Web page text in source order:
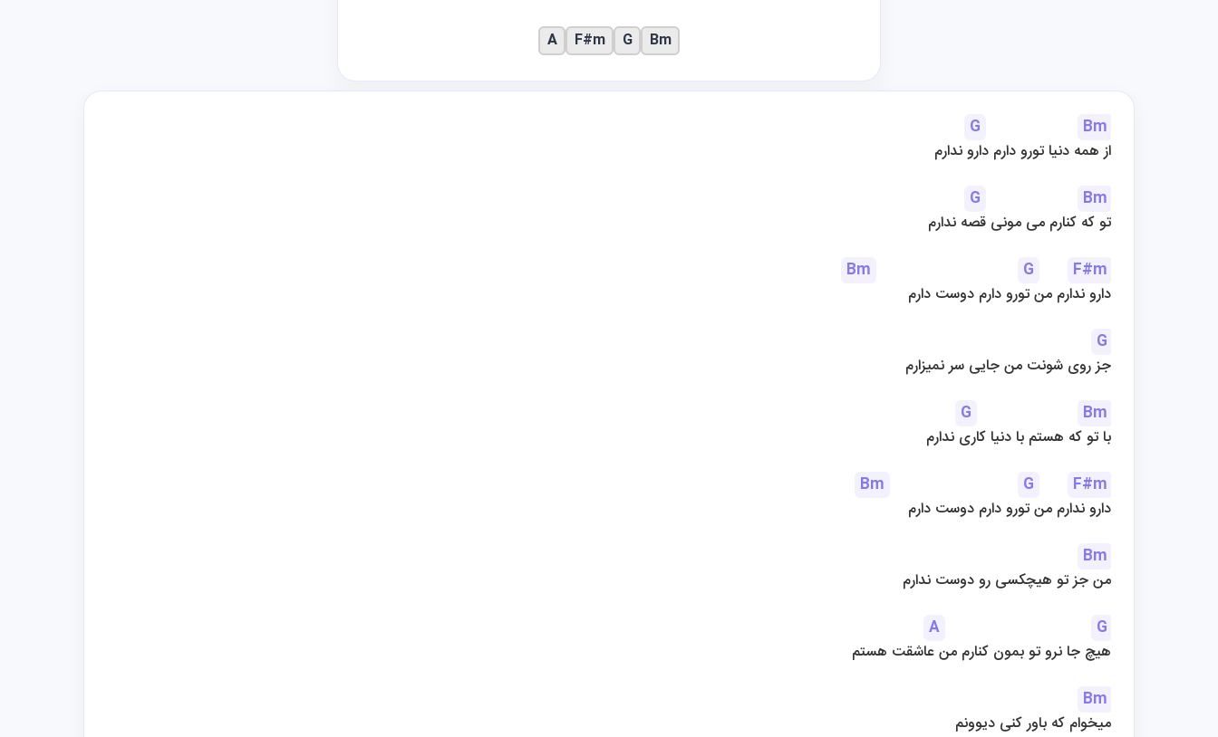
G
Bm
از همه دنیا تورو دارم دارو ندارم
G
Bm
تو که کنارم می مونی قصه ندارم
Bm
G
F#m
دارو ندارم من تورو دارم دوست دارم
G
جز روی شونت من جایی سر نمیزارم
G
Bm
با تو که هستم با دنیا کاری ندارم
Bm
G
F#m
دارو ندارم من تورو دارم دوست دارم
Bm
من جز تو هیچکسی رو دوست ندارم
A
G
هیچ جا نرو تو بمون کنارم من عاشقت هستم
Bm
میخوام که باور کنی دیوونم
Bm
G
F#m
A